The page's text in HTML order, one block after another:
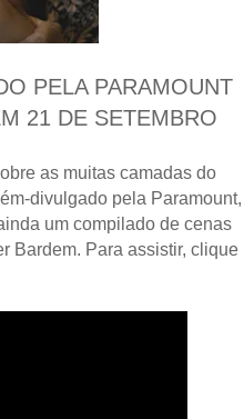
PELA PARAMOUNT
21 DE SETEMBRO
as muitas camadas do
divulgado pela Paramount,
um compilado de cenas
Bardem. Para assistir, clique